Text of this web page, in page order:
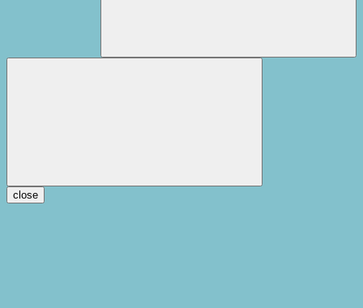
close